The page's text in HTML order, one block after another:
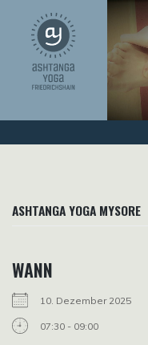
springen
ASHTANGA YOGA MYSORE
WANN
10. Dezember 2025
07:30 - 09:00